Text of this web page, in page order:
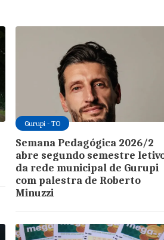
Gurupi - TO
Semana Pedagógica 2026/2
abre segundo semestre
da rede municipal de Gurupi
com palestra de Roberto
Minuzzi